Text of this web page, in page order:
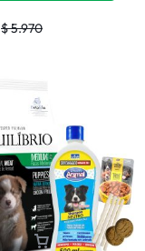
$5.970